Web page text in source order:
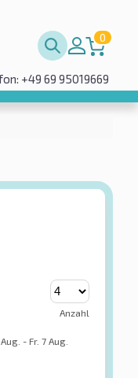
0
+49 69 95019669
Anzahl
- Fr. 7 Aug.